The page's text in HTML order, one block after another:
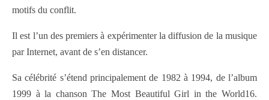
motifs du conflit.
Il est l’un des premiers à expérimenter la diffusion de la musique
par Internet, avant de s’en distancer.
Sa célébrité s’étend principalement de 1982 à 1994, de l’album
1999 à la chanson The Most Beautiful Girl in the World16.